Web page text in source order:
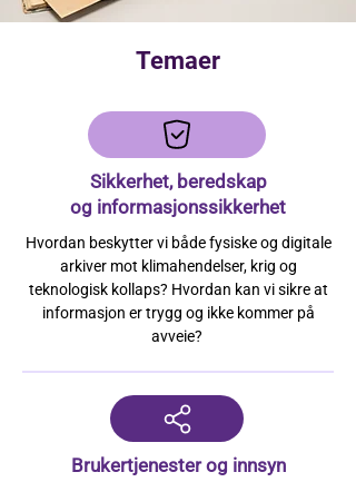
Temaer
Sikkerhet, beredskap
og informasjonssikkerhet
Hvordan beskytter vi både fysiske og digitale
arkiver mot klimahendelser, krig og
teknologisk kollaps? Hvordan kan vi sikre at
informasjon er trygg og ikke kommer på
avveie?
Brukertjenester og innsyn